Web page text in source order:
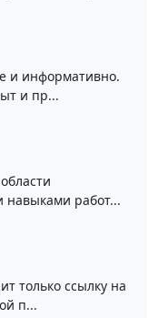
и информативно.
и пр...
навыками работ...
только ссылку на
п...